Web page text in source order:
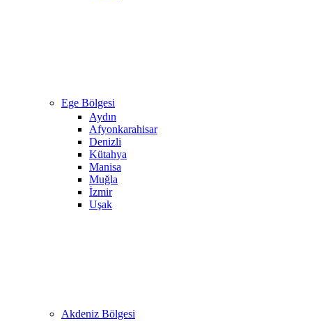
Ege Bölgesi
Aydın
Afyonkarahisar
Denizli
Kütahya
Manisa
Muğla
İzmir
Uşak
Akdeniz Bölgesi